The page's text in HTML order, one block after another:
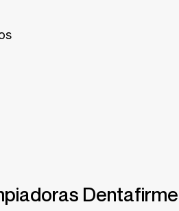
Dentafirme